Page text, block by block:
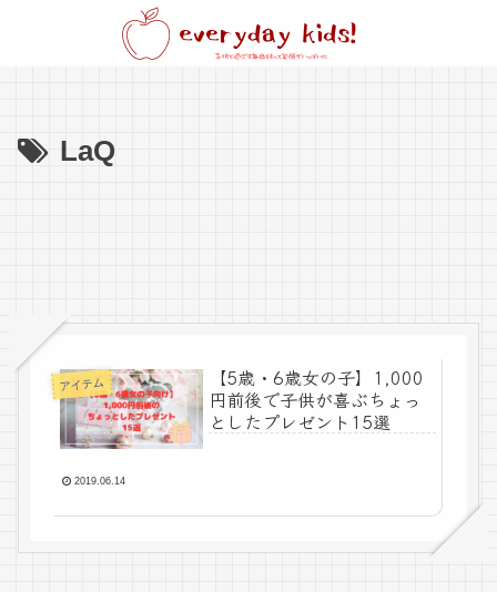
LaQ
アイテム
【5歳・6歳女の子】1,000
円前後で子供が喜ぶちょっ
としたプレゼント15選
2019.06.14